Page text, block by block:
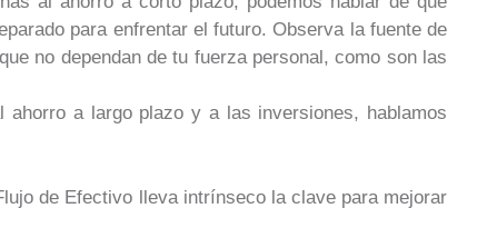
para enfrentar el futuro. Observa la fuente de
no dependan de tu fuerza personal, como son las
a largo plazo y a las inversiones, hablamos
de Efectivo lleva intrínseco la clave para mejorar